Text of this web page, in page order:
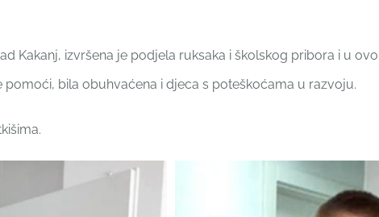
Kakanj, izvršena je podjela ruksaka i školskog pribora i u
bila obuhvaćena i djeca s poteškoćama u razvoju.